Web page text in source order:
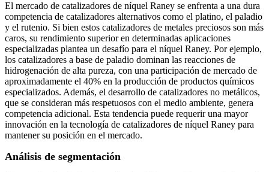
El mercado de catalizadores de níquel Raney se enfrenta a una dura
competencia de catalizadores alternativos como el platino, el paladio
y el rutenio. Si bien estos catalizadores de metales preciosos son más
caros, su rendimiento superior en determinadas aplicaciones
especializadas plantea un desafío para el níquel Raney. Por ejemplo,
los catalizadores a base de paladio dominan las reacciones de
hidrogenación de alta pureza, con una participación de mercado de
aproximadamente el 40% en la producción de productos químicos
especializados. Además, el desarrollo de catalizadores no metálicos,
que se consideran más respetuosos con el medio ambiente, genera
competencia adicional. Esta tendencia puede requerir una mayor
innovación en la tecnología de catalizadores de níquel Raney para
mantener su posición en el mercado.
Análisis de segmentación